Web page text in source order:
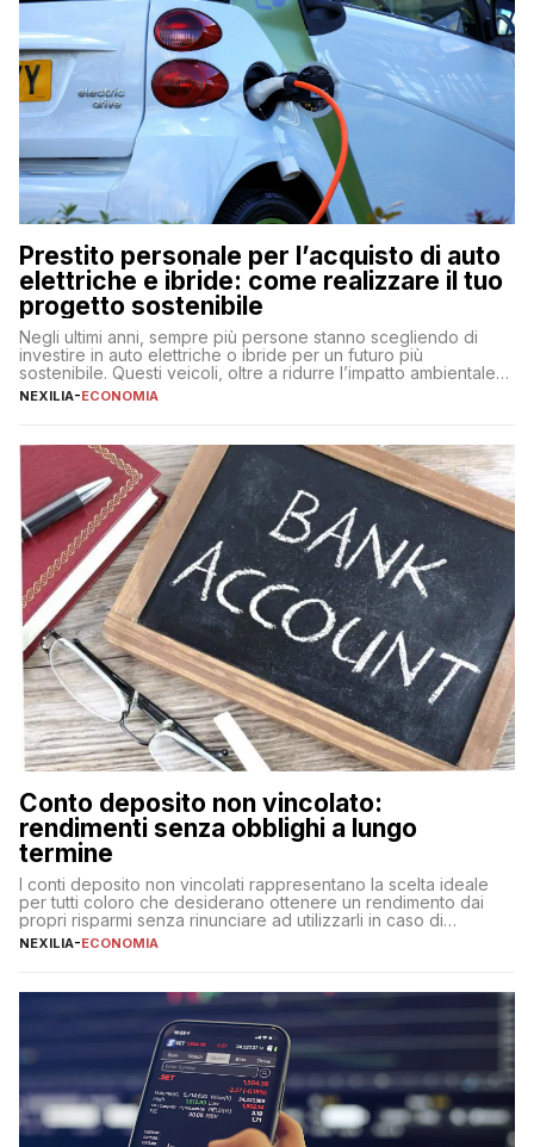
Prestito personale per l’acquisto di auto
elettriche e ibride: come realizzare il tuo
progetto sostenibile
Negli ultimi anni, sempre più persone stanno scegliendo di
investire in auto elettriche o ibride per un futuro più
sostenibile. Questi veicoli, oltre a ridurre l’impatto ambientale,
offrono vantaggi economici a lungo termine, come minori costi
fare se non […]
NEXILIA-ECONOMIA
Conto deposito non vincolato:
rendimenti senza obblighi a lungo
termine
I conti deposito non vincolati rappresentano la scelta ideale
per tutti coloro che desiderano ottenere un rendimento dai
propri risparmi senza rinunciare ad utilizzarli in caso di
necessità. A differenza delle forme vincolate tradizionali,
flessibilità e rendimento. Come funzionano […]
NEXILIA-ECONOMIA